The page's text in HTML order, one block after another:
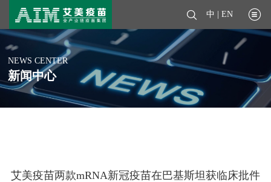
中 EN
NEWS CENTER
新闻中心
艾美疫苗两款mRNA新冠疫苗在巴基斯坦获临床批件